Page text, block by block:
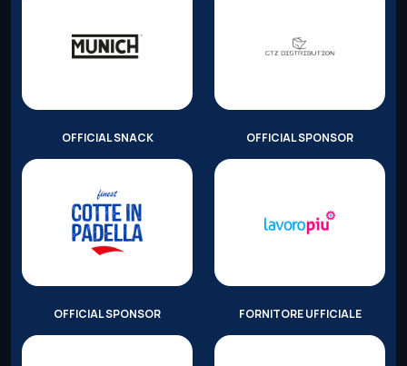
OFFICIAL SNACK OFFICIAL SPONSOR
OFFICIAL SPONSOR FORNITORE UFFICIALE